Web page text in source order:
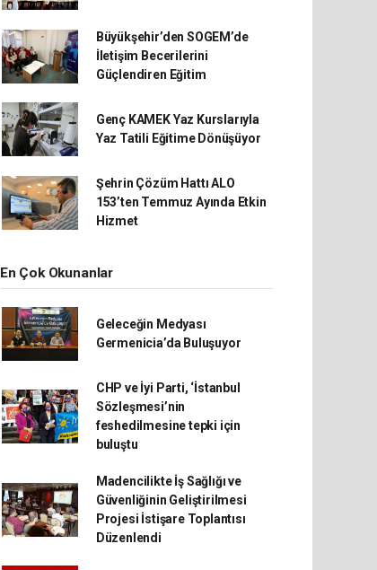
Büyükşehir’den SOGEM’de
İletişim Becerilerini
Güçlendiren Eğitim
Genç KAMEK Yaz Kurslarıyla
Yaz Tatili Eğitime Dönüşüyor
Şehrin Çözüm Hattı ALO
153’ten Temmuz Ayında Etkin
Hizmet
En Çok Okunanlar
Geleceğin Medyası
Germenicia’da Buluşuyor
CHP ve İyi Parti, ‘İstanbul
Sözleşmesi’nin
feshedilmesine tepki için
buluştu
Madencilikte İş Sağlığı ve
Güvenliğinin Geliştirilmesi
Projesi İstişare Toplantısı
Düzenlendi